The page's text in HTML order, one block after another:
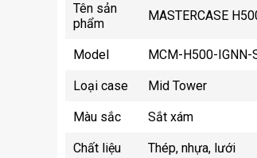
Tên sản
phẩm
MASTERCASE
Model MCM-H500-IGNN-
Loại case Mid Tower
Màu sắc Sắt xám
Chất liệu Thép, nhựa, lưới